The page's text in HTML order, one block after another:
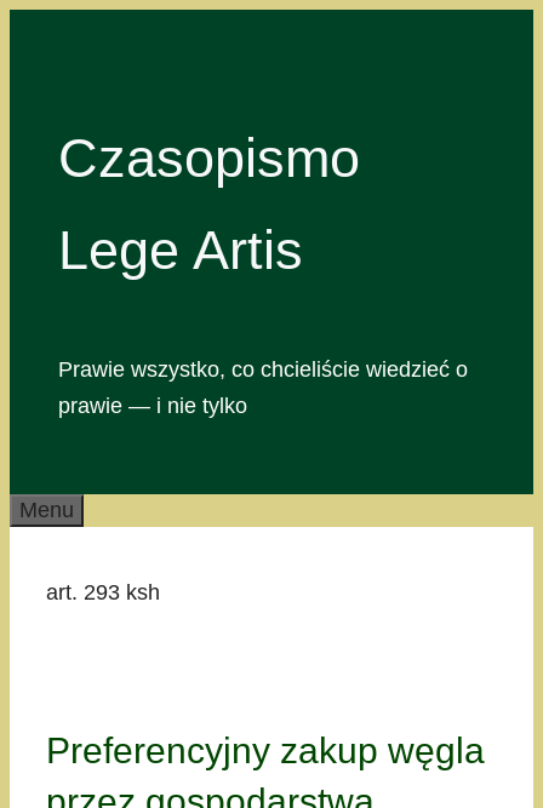
Czasopismo
Lege Artis
Prawie wszystko, co chcieliście wiedzieć o
prawie — i nie tylko
Menu
art. 293 ksh
Preferencyjny zakup węgla